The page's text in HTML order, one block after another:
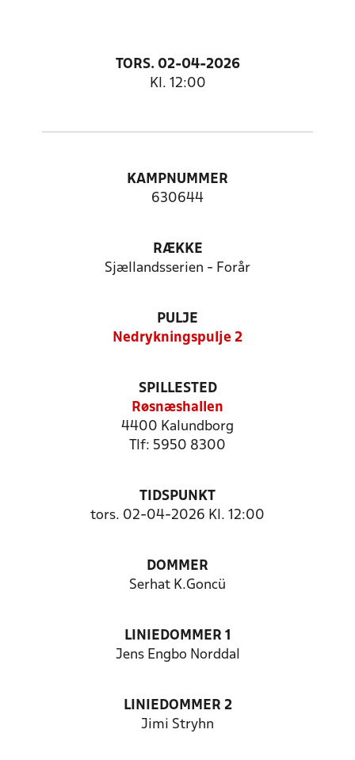
TORS. 02-04-2026
Kl. 12:00
KAMPNUMMER
630644
RÆKKE
Sjællandsserien - Forår
PULJE
Nedrykningspulje 2
SPILLESTED
Røsnæshallen
4400 Kalundborg
Tlf: 5950 8300
TIDSPUNKT
tors. 02-04-2026 Kl. 12:00
DOMMER
Serhat K.Goncü
LINIEDOMMER 1
Jens Engbo Norddal
LINIEDOMMER 2
Jimi Stryhn